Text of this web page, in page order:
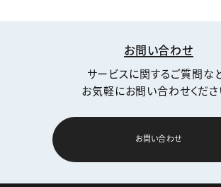
お問い合わせ
サービスに関するご質問など
お気軽にお問い合わせくださ
お問い合わせ